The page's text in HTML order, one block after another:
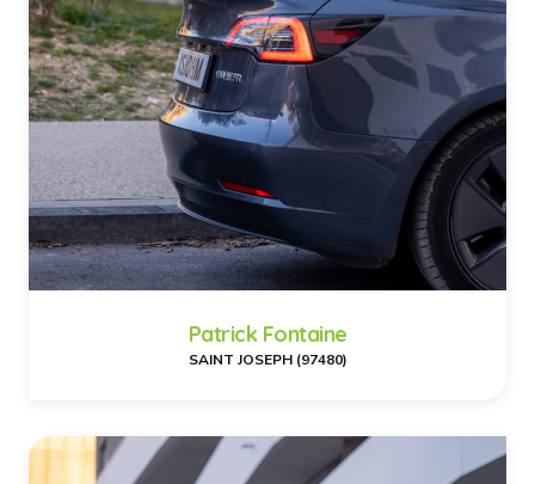
Patrick Fontaine
SAINT JOSEPH (97480)